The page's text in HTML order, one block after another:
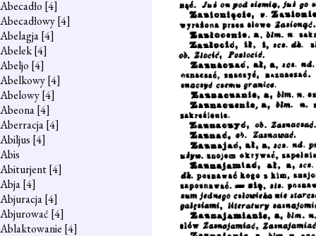
Abecadło [4]
Abecadłowy[4]
Abelagja[4]
Abelek[4]
Abeljo [4]
Abelkowy[4]
Abelowy[4]
Abeona[4]
Aberracja[4]
Abiljus [4]
Abis
Abiturjent[4]
Abja[4]
Abjuracja[4]
Abjurować [4]
Ablaktowanie [4]